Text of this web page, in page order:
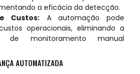
a eficácia da detecção.
Custos: A automação pode
operacionais, eliminando a
de monitoramento manual
AUTOMATIZADA